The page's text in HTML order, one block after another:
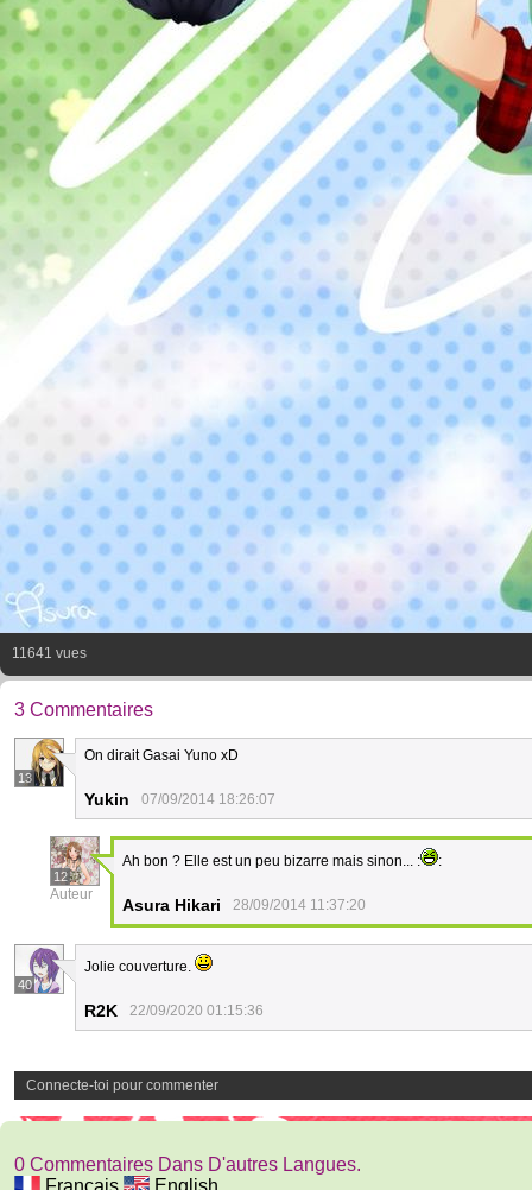
11641 vues
3 Commentaires
13
On dirait Gasai Yuno xD
Yukin 07/09/2014 18:26:07
12
Auteur
Ah bon ? Elle est un peu bizarre mais sinon... : :
Asura Hikari 28/09/2014 11:37:20
40
Jolie couverture.
R2K 22/09/2020 01:15:36
Connecte-toi pour commenter
0 Commentaires Dans D'autres Langues.
Français
English